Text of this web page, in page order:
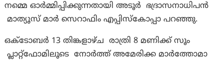
നമ്മെ ഓർമ്മിപ്പിക്കുന്നതായി അടൂർ ഭദ്രാസനാധിപൻ
മാത്യൂസ് മാർ സെറാഫിം എപ്പിസ്കോപ്പാ പറഞ്ഞു.
ഒക്ടോബർ 13 തിങ്കളാഴ്ച രാത്രി 8 മണിക്ക് സൂം
പ്ലാറ്റ്ഫോമിലൂടെ നോർത്ത് അമേരിക്ക മാർത്തോമാ